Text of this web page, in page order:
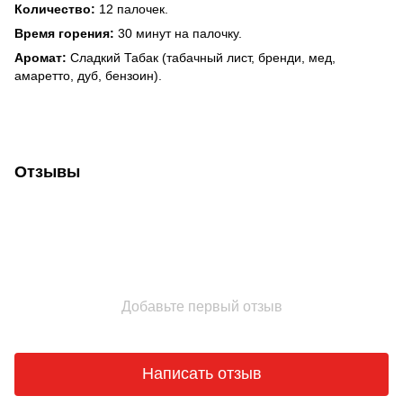
Количество: 12 палочек.
Время горения: 30 минут на палочку.
Аромат: Сладкий Табак (табачный лист, бренди, мед,
амаретто, дуб, бензоин).
Отзывы
Добавьте первый отзыв
Написать отзыв